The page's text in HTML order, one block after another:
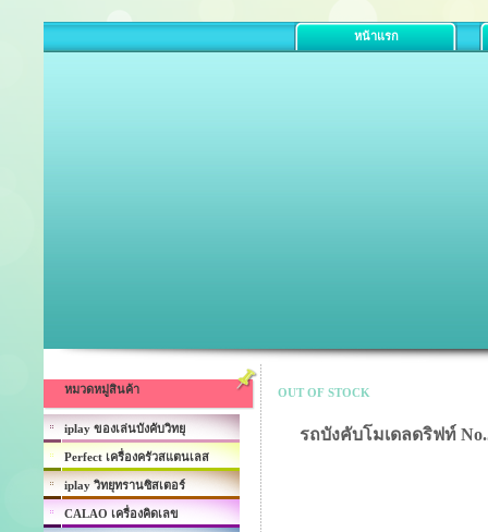
หน้าแรก
หมวดหมู่สินค้า
iplay ของเล่นบังคับวิทยุ
Perfect เครื่องครัวสแตนเลส
iplay วิทยุทรานซิสเตอร์
CALAO เครื่องคิดเลข
OUT OF STOCK
รถบังคับโมเดลดริฟท์